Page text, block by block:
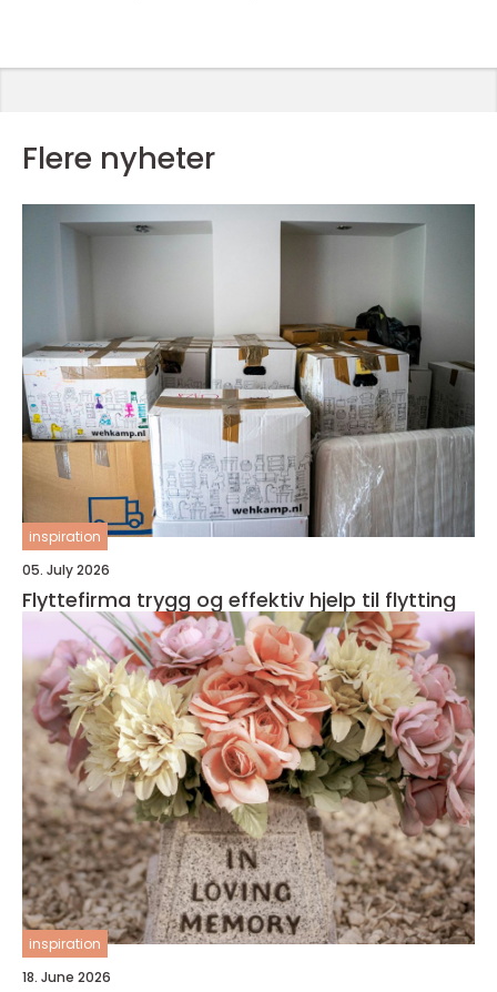
Flere nyheter
inspiration
05. July 2026
Flyttefirma trygg og effektiv hjelp til flytting
inspiration
18. June 2026